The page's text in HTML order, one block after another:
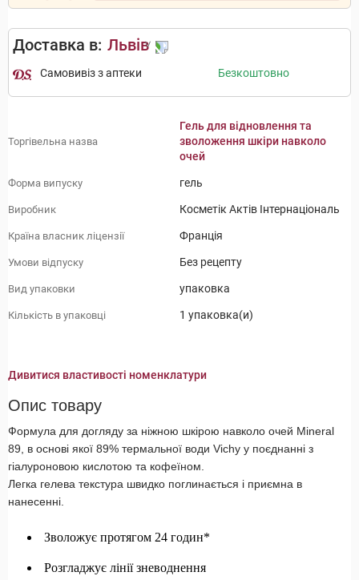
Доставка в: Львів
Самовивіз з аптеки Безкоштовно
Торгівельна назва
Гель для відновлення та
зволоження шкіри навколо
очей
Форма випуску гель
Виробник Косметік Актів Інтернаціональ
Країна власник ліцензії Франція
Умови відпуску Без рецепту
Вид упаковки упаковка
Кількість в упаковці 1 упаковка(и)
Дивитися властивості номенклатури
Опис товару
Формула для догляду за ніжною шкірою навколо очей Mineral
89, в основі якої 89% термальної води Vichy у поєднанні з
гіалуроновою кислотою та кофеїном.
Легка гелева текстура швидко поглинається і приємна в
нанесенні.
Зволожує протягом 24 годин*
Розгладжує лінії зневоднення